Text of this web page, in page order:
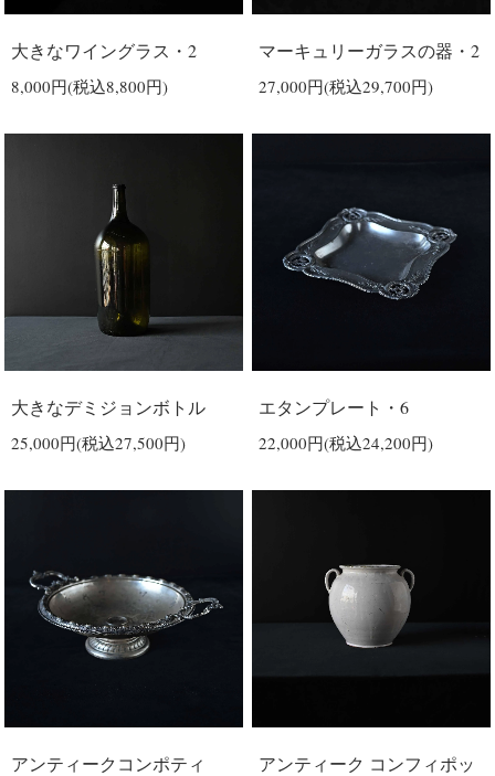
大きなワイングラス・2
8,000円(税込8,800円)
マーキュリーガラスの器・2
27,000円(税込29,700円)
大きなデミジョンボトル
25,000円(税込27,500円)
エタンプレート・6
22,000円(税込24,200円)
アンティークコンポティ
アンティーク コンフィポッ